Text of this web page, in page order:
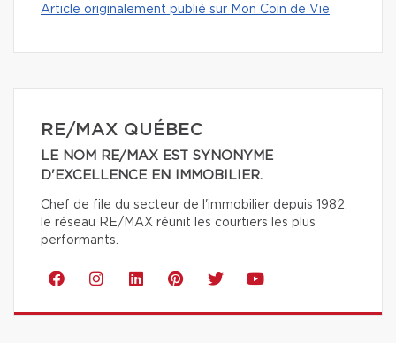
Article originalement publié sur Mon Coin de Vie
RE/MAX QUÉBEC
LE NOM RE/MAX EST SYNONYME
D'EXCELLENCE EN IMMOBILIER.
Chef de file du secteur de l'immobilier depuis 1982,
le réseau RE/MAX réunit les courtiers les plus
performants.